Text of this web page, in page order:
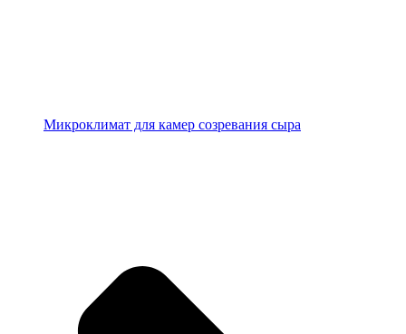
Микроклимат для камер созревания сыра